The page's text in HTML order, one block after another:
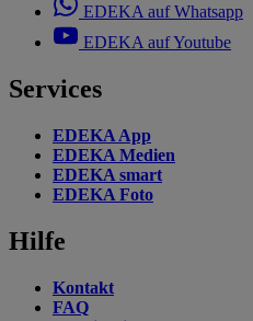
EDEKA auf Whatsapp
EDEKA auf Youtube
Services
EDEKA App
EDEKA Medien
EDEKA smart
EDEKA Foto
Hilfe
Kontakt
FAQ